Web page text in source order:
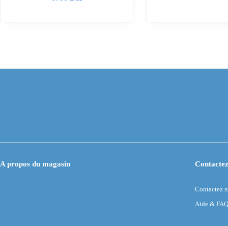
A propos du magasin
Contactez
Aide & FAQ